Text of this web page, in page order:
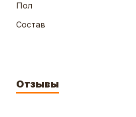
Пол
Состав
Отзывы